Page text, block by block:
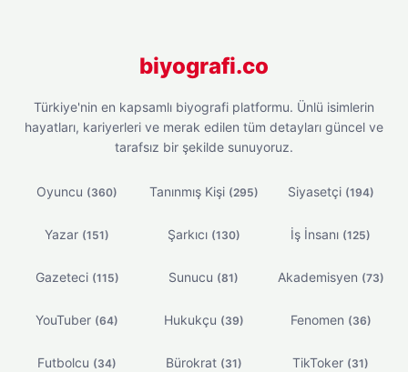
biyografi.co
Türkiye'nin en kapsamlı biyografi platformu. Ünlü isimlerin
hayatları, kariyerleri ve merak edilen tüm detayları güncel ve
tarafsız bir şekilde sunuyoruz.
Oyuncu (360) Tanınmış Kişi (295) Siyasetçi (194)
Yazar (151) Şarkıcı (130) İş İnsanı (125)
Gazeteci (115) Sunucu (81) Akademisyen (73)
YouTuber (64) Hukukçu (39) Fenomen (36)
Futbolcu (34) Bürokrat (31) TikToker (31)